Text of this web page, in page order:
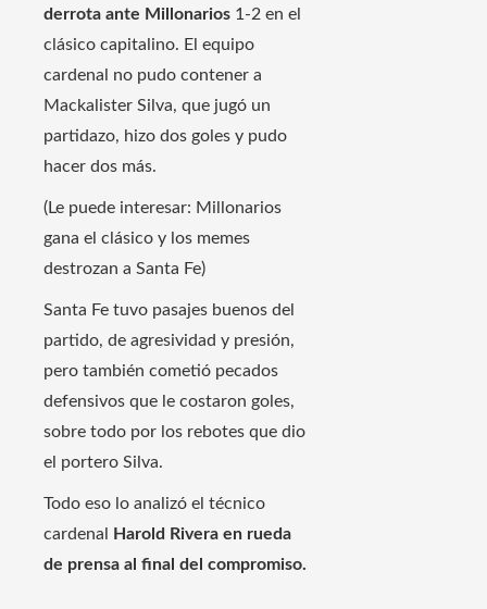
derrota ante Millonarios 1-2 en el
clásico capitalino. El equipo
cardenal no pudo contener a
Mackalister Silva, que jugó un
partidazo, hizo dos goles y pudo
hacer dos más.
(Le puede interesar: Millonarios
gana el clásico y los memes
destrozan a Santa Fe)
Santa Fe tuvo pasajes buenos del
partido, de agresividad y presión,
pero también cometió pecados
defensivos que le costaron goles,
sobre todo por los rebotes que dio
el portero Silva.
Todo eso lo analizó el técnico
cardenal
Harold Rivera en rueda
de prensa al final del compromiso.